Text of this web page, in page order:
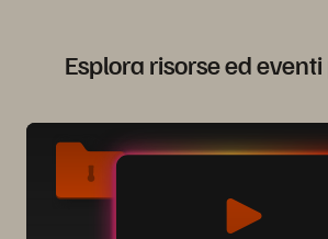
Esplora risorse ed